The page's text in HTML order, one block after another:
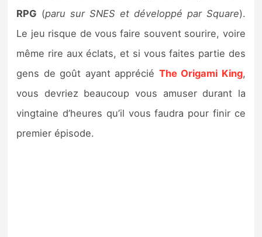
RPG (paru sur SNES et développé par Square).
Le jeu risque de vous faire souvent sourire, voire
même rire aux éclats, et si vous faites partie des
gens de goût ayant apprécié The Origami King,
vous devriez beaucoup vous amuser durant la
vingtaine d’heures qu’il vous faudra pour finir ce
premier épisode.